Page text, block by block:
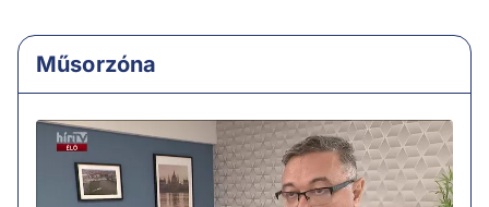
Műsorzóna